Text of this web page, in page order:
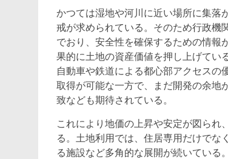
かつては湿地や河川に近い場所に集落
戒が求められている。そのため行政機
でおり、安全性を確保するための情報
果的に土地の資産価値を押し上げてい
自動車や鉄道による都心部アクセス
取得が可能な一方で、まだ開発の余地
致なども期待されている。
これにより地価の上昇や安定が図られ
る。土地利用では、住居専用だけでな
る施設など多角的な展開が続いている